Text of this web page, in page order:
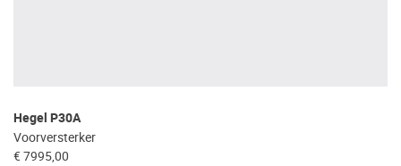
Hegel P30A
Voorversterker
€ 7995,00